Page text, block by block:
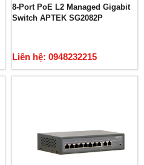
8-Port PoE L2 Managed Gigabit
Switch APTEK SG2082P
Liên hệ: 0948232215